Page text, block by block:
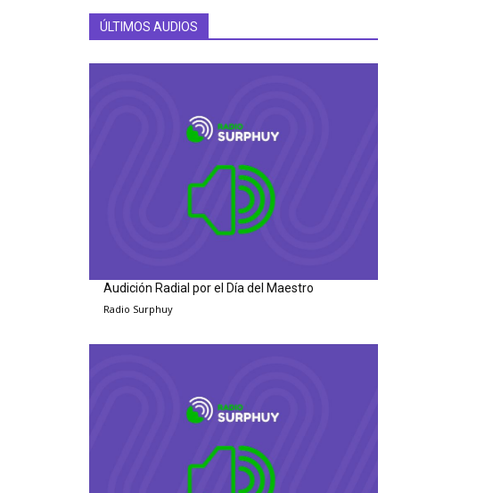
ÚLTIMOS AUDIOS
Audición Radial por el Día del Maestro
Radio Surphuy